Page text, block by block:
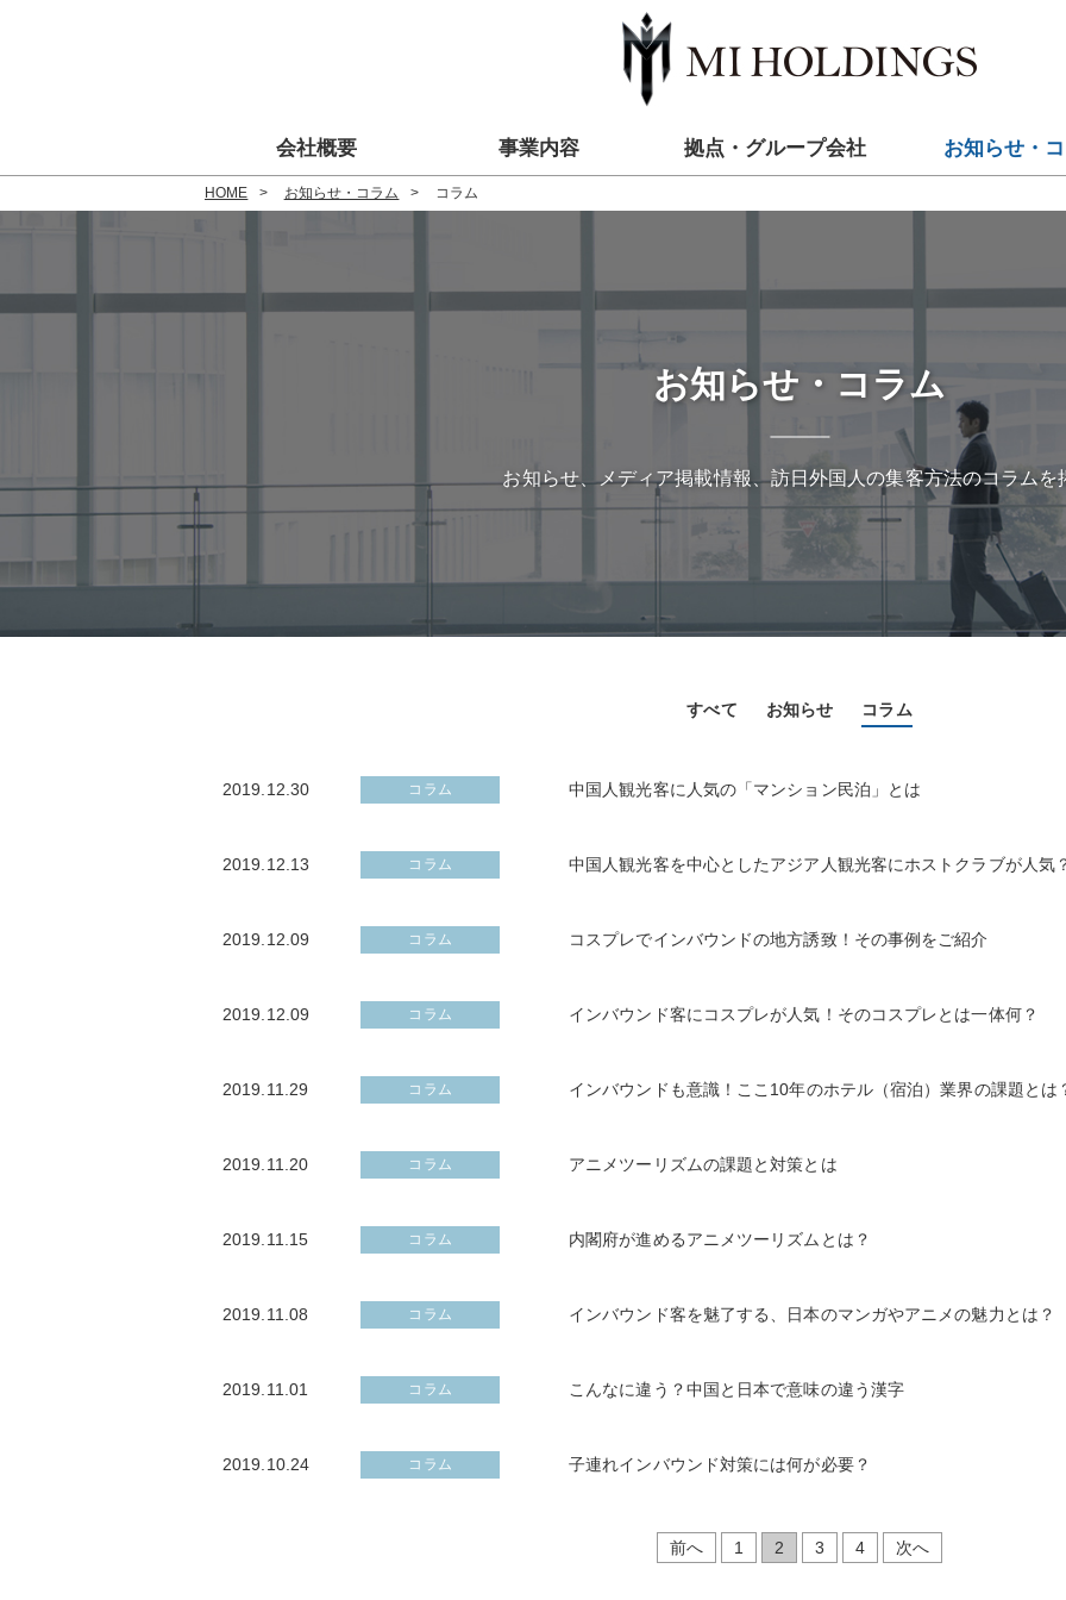
会社概要 事業内容 拠点・グループ会社 お知らせ・
HOME お知らせ・コラム コラム
お知らせ・コラム
お知らせ、メディア掲載情報、訪日外国人の集客方法のコラムを
すべて お知らせ コラム
2019.12.30 コラム 中国人観光客に人気の「マンション民泊」とは
2019.12.13 コラム 中国人観光客を中心としたアジア人観光客にホストクラブが人気
2019.12.09 コラム コスプレでインバウンドの地方誘致！その事例をご紹介
2019.12.09 コラム インバウンド客にコスプレが人気！そのコスプレとは一体何？
2019.11.29 コラム インバウンドも意識！ここ10年のホテル（宿泊）業界の課題とは
2019.11.20 コラム アニメツーリズムの課題と対策とは
2019.11.15 コラム 内閣府が進めるアニメツーリズムとは？
2019.11.08 コラム インバウンド客を魅了する、日本のマンガやアニメの魅力とは？
2019.11.01 コラム こんなに違う？中国と日本で意味の違う漢字
2019.10.24 コラム 子連れインバウンド対策には何が必要？
前へ 1 2 3 4 次へ